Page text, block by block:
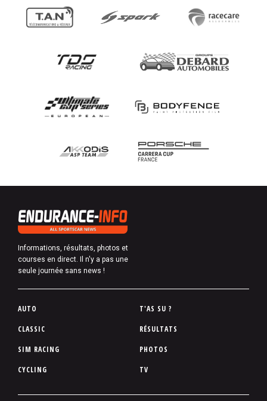
Informations, résultats, photos et
courses en direct. Il n'y a pas une
seule journée sans news !
P
d
d
p
AUTO
CLASSIC
SIM RACING
CYCLING
T'AS SU ?
RÉSULTATS
PHOTOS
TV